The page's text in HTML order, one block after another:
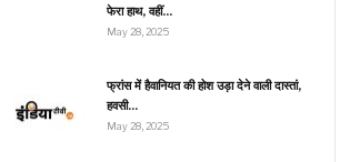
फेरा हाथ, वहीं…
May 28, 2025
फ्रांस में हैवानियत की होश उड़ा देने वाली दास्तां,
हवसी…
May 28, 2025